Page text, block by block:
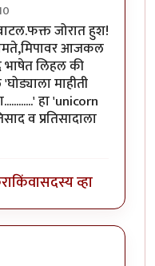
जोरात हुश!
आजकल
भाषेत लिहल की
माहीती
हा 'unicorn
व प्रतिसादाला
किंवासदस्य व्हा